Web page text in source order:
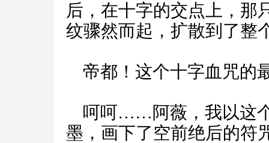
后，在十字的交点上，那
纹骤然而起，扩散到了整
帝都！这个十字血咒的
呵呵……阿薇，我以这
墨，画下了空前绝后的